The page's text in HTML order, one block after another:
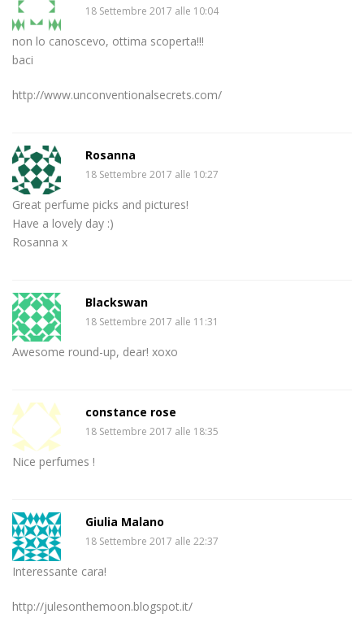
18 Settembre 2017 alle 10:04
non lo canoscevo, ottima scoperta!!!
baci
http://www.unconventionalsecrets.com/
Rosanna
18 Settembre 2017 alle 10:27
Great perfume picks and pictures!
Have a lovely day :)
Rosanna x
Blackswan
18 Settembre 2017 alle 11:31
Awesome round-up, dear! xoxo
constance rose
18 Settembre 2017 alle 18:35
Nice perfumes !
Giulia Malano
18 Settembre 2017 alle 22:37
Interessante cara!
http://julesonthemoon.blogspot.it/